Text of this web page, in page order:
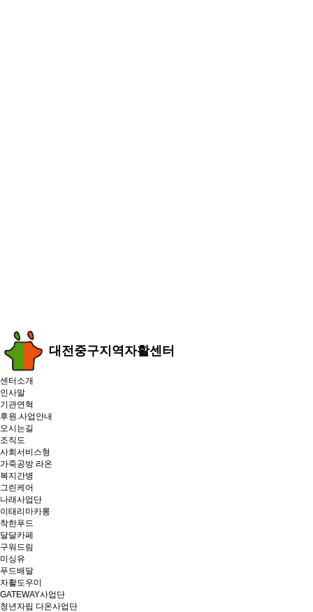
대전중구지역자활센터
센터소개
인사말
기관연혁
후원.사업안내
오시는길
조직도
사회서비스형
가죽공방 라온
복지간병
그린케어
나래사업단
이태리마카롱
착한푸드
달달카페
구워드림
미싱유
푸드배달
자활도우미
GATEWAY사업단
청년자립 다온사업단